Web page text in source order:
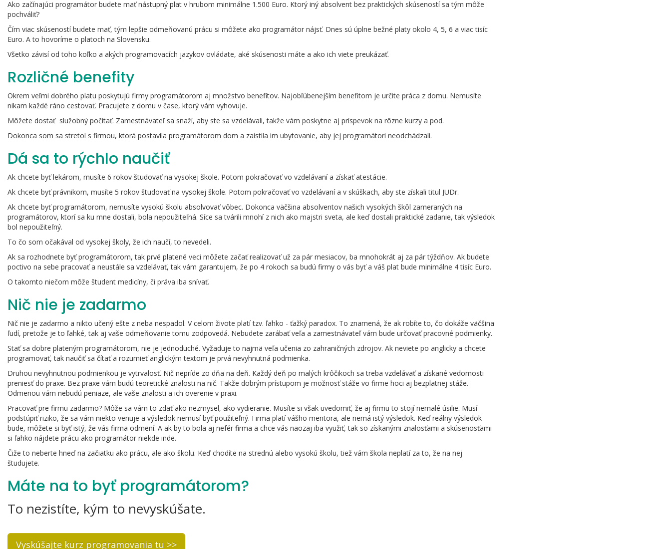
Ako začínajúci programátor budete mať nástupný plat v hrubom minimálne 1.500 Euro. Ktorý iný absolvent bez praktických skúseností sa tým môže
pochváliť?
Čím viac skúseností budete mať, tým lepšie odmeňovanú prácu si môžete ako programátor nájsť. Dnes sú úplne bežné platy okolo 4, 5, 6 a viac tisíc
Euro. A to hovoríme o platoch na Slovensku.
Všetko závisí od toho koľko a akých programovacích jazykov ovládate, aké skúsenosti máte a ako ich viete preukázať.
Rozličné benefity
Okrem veľmi dobrého platu poskytujú firmy programátorom aj množstvo benefitov. Najobľúbenejším benefitom je určite práca z domu. Nemusíte
nikam každé ráno cestovať. Pracujete z domu v čase, ktorý vám vyhovuje.
Môžete dostať služobný počítať. Zamestnávateľ sa snaží, aby ste sa vzdelávali, takže vám poskytne aj príspevok na rôzne kurzy a pod.
Dokonca som sa stretol s firmou, ktorá postavila programátorom dom a zaistila im ubytovanie, aby jej programátori neodchádzali.
Dá sa to rýchlo naučiť
Ak chcete byť lekárom, musíte 6 rokov študovať na vysokej škole. Potom pokračovať vo vzdelávaní a získať atestácie.
Ak chcete byť právnikom, musíte 5 rokov študovať na vysokej škole. Potom pokračovať vo vzdelávaní a v skúškach, aby ste získali titul JUDr.
Ak chcete byť programátorom, nemusíte vysokú školu absolvovať vôbec. Dokonca väčšina absolventov našich vysokých škôl zameraných na
programátorov, ktorí sa ku mne dostali, bola nepoužiteľná. Síce sa tvárili mnohí z nich ako majstri sveta, ale keď dostali praktické zadanie, tak výsledok
bol nepoužiteľný.
To čo som očakával od vysokej školy, že ich naučí, to nevedeli.
Ak sa rozhodnete byť programátorom, tak prvé platené veci môžete začať realizovať už za pár mesiacov, ba mnohokrát aj za pár týždňov. Ak budete
poctivo na sebe pracovať a neustále sa vzdelávať, tak vám garantujem, že po 4 rokoch sa budú firmy o vás byť a váš plat bude minimálne 4 tisíc Euro.
O takomto niečom môže študent medicíny, či práva iba snívať.
Nič nie je zadarmo
Nič nie je zadarmo a nikto učený ešte z neba nespadol. V celom živote platí tzv. ľahko - ťažký paradox. To znamená, že ak robíte to, čo dokáže väčšina
ľudí, pretože je to ľahké, tak aj vaše odmeňovanie tomu zodpovedá. Nebudete zarábať veľa a zamestnávateľ vám bude určovať pracovné podmienky.
Stať sa dobre plateným programátorom, nie je jednoduché. Vyžaduje to najmä veľa učenia zo zahraničných zdrojov. Ak neviete po anglicky a chcete
programovať, tak naučiť sa čítať a rozumieť anglickým textom je prvá nevyhnutná podmienka.
Druhou nevyhnutnou podmienkou je vytrvalosť. Nič nepríde zo dňa na deň. Každý deň po malých krôčikoch sa treba vzdelávať a získané vedomosti
preniesť do praxe. Bez praxe vám budú teoretické znalosti na nič. Takže dobrým prístupom je možnosť stáže vo firme hoci aj bezplatnej stáže.
Odmenou vám nebudú peniaze, ale vaše znalosti a ich overenie v praxi.
Pracovať pre firmu zadarmo? Môže sa vám to zdať ako nezmysel, ako vydieranie. Musíte si však uvedomiť, že aj firmu to stojí nemalé úsilie. Musí
podstúpiť riziko, že sa vám niekto venuje a výsledok nemusí byť použiteľný. Firma platí vášho mentora, ale nemá istý výsledok. Keď reálny výsledok
bude, môžete si byť istý, že vás firma odmení. A ak by to bola aj nefér firma a chce vás naozaj iba využiť, tak so získanými znalosťami a skúsenosťami
si ľahko nájdete prácu ako programátor niekde inde.
Čiže to neberte hneď na začiatku ako prácu, ale ako školu. Keď chodíte na strednú alebo vysokú školu, tiež vám škola neplatí za to, že na nej
študujete.
Máte na to byť programátorom?
To nezistíte, kým to nevyskúšate.
Vyskúšajte kurz programovania tu >>